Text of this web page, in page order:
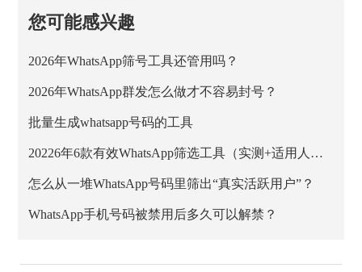
您可能感兴趣
2026年WhatsApp筛号工具还管用吗？
2026年WhatsApp群发怎么做才不容易封号？
批量生成whatsapp号码的工具
20226年6款有效WhatsApp筛选工具（实测+适用人群）
怎么从一堆WhatsApp号码里筛出“真实活跃用户”？
WhatsApp手机号码被禁用后多久可以解禁？